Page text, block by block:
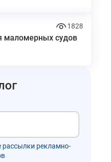
1828
судов
рассылки рекламно-